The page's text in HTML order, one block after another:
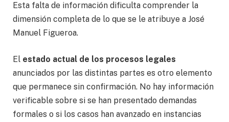
Esta falta de información dificulta comprender la
dimensión completa de lo que se le atribuye a José
Manuel Figueroa.
El estado actual de los procesos legales
anunciados por las distintas partes es otro elemento
que permanece sin confirmación. No hay información
verificable sobre si se han presentado demandas
formales o si los casos han avanzado en instancias